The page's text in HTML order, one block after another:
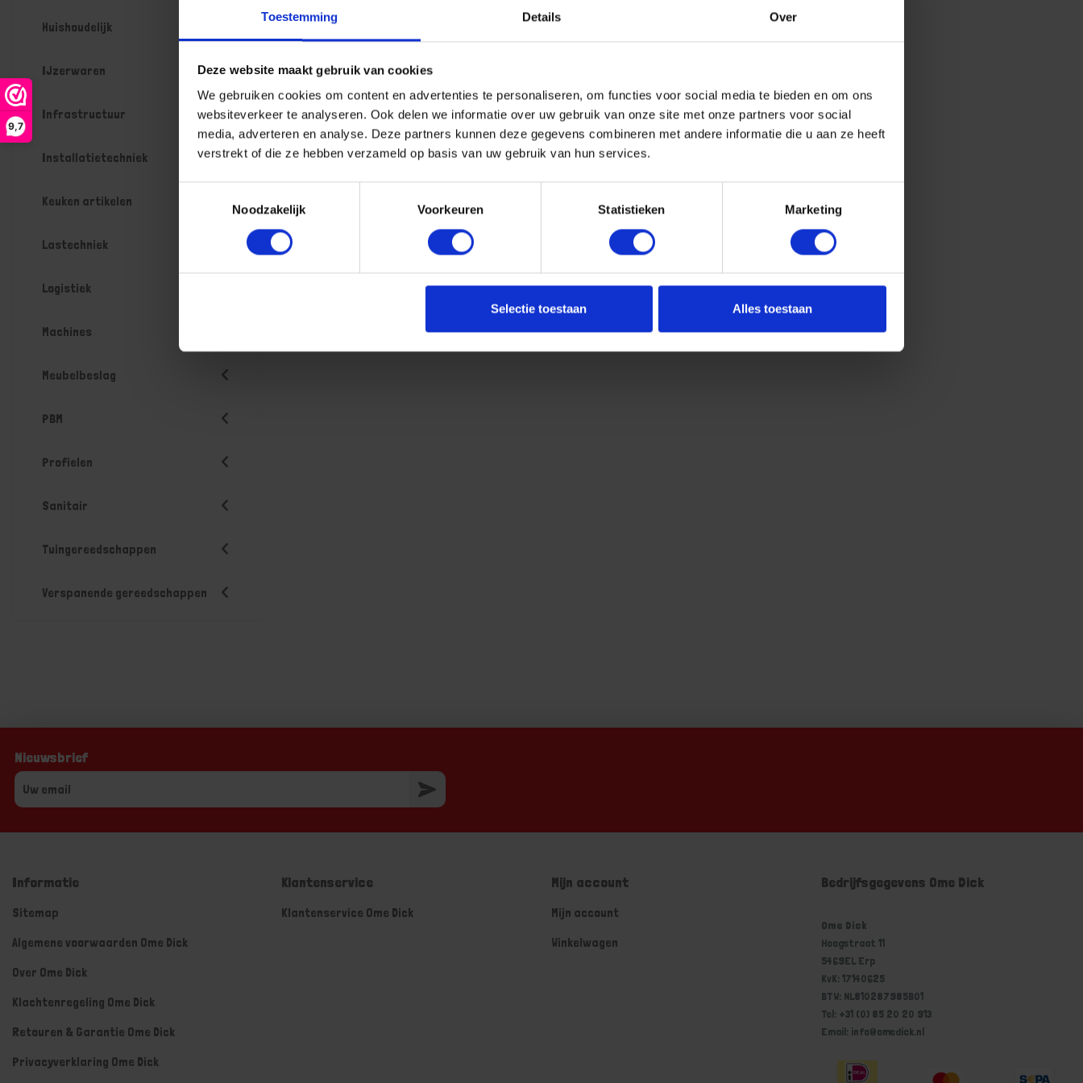
9,7
Toestemming Details Over
Deze website maakt gebruik van cookies
We gebruiken cookies om content en advertenties te personaliseren, om functies voor social media te bieden en om ons
websiteverkeer te analyseren. Ook delen we informatie over uw gebruik van onze site met onze partners voor social
media, adverteren en analyse. Deze partners kunnen deze gegevens combineren met andere informatie die u aan ze heeft
verstrekt of die ze hebben verzameld op basis van uw gebruik van hun services.
Noodzakelijk
Voorkeuren Statistieken Marketing
Selectie toestaan Alles toestaan
Huishoudelijk
IJzerwaren
Infrastructuur
Installatietechniek
Keuken artikelen
Lastechniek
Logistiek
Machines
Meubelbeslag
PBM
Profielen
Sanitair
Tuingereedschappen
Verspanende gereedschappen
Nieuwsbrief
Informatie
Sitemap
Algemene voorwaarden Ome Dick
Over Ome Dick
Klachtenregeling Ome Dick
Retouren & Garantie Ome Dick
Privacyverklaring Ome Dick
Klantenservice
Klantenservice Ome Dick
Mijn account
Mijn account
Winkelwagen
Bedrijfsgegevens Ome Dick
Ome Dick
Hoogstraat 11
5469EL Erp
KvK: 17140625
BTW: NL810287985B01
Tel: +31 (0) 85 20 20 913
Email: info@omedick.nl